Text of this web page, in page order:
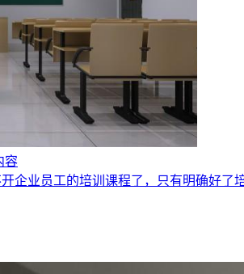
容
业员工的培训课程了，只有明确好了